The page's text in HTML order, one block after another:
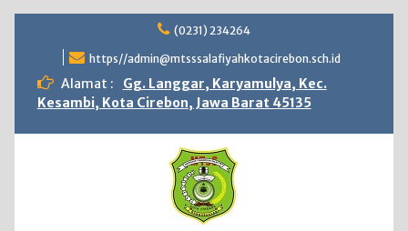
content
(0231) 234264
https//admin@mtsssalafiyahkotacirebon.sch.id
Alamat :
Gg. Langgar, Karyamulya, Kec.
Kesambi, Kota Cirebon, Jawa Barat 45135